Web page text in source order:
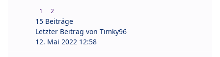
1 2
15 Beiträge
Letzter Beitrag von Timky96
12. Mai 2022 12:58